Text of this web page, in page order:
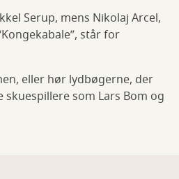
Serup, mens Nikolaj Arcel,
står for
eller hør lydbøgerne, der
som Lars Bom og